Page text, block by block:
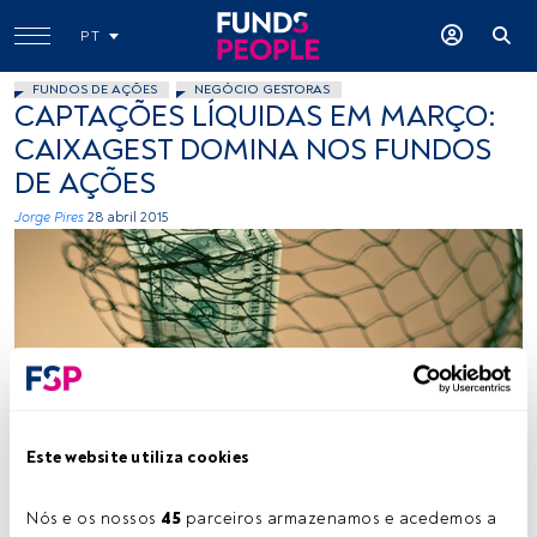
Este website utiliza cookies
Nós e os nossos 45 parceiros armazenamos e acedemos a
PT
FUNDOS DE AÇÕES NEGÓCIO GESTORAS
CAPTAÇÕES LÍQUIDAS EM MARÇO:
CAIXAGEST DOMINA NOS FUNDOS
DE AÇÕES
Jorge Pires 28 abril 2015
Tempo de leitura: 3 min.